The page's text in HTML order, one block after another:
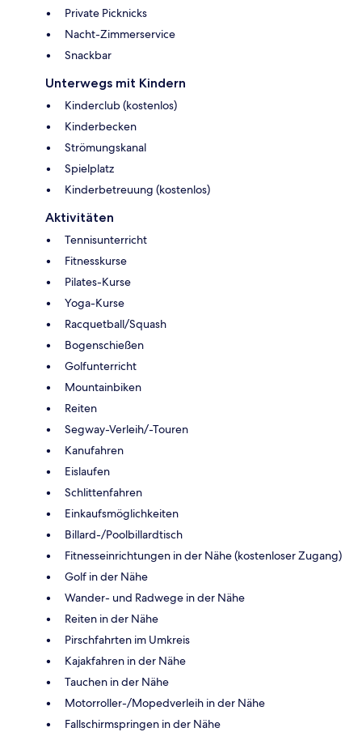
Private Picknicks
Nacht-Zimmerservice
Snackbar
Unterwegs mit Kindern
Kinderclub (kostenlos)
Kinderbecken
Strömungskanal
Spielplatz
Kinderbetreuung (kostenlos)
Aktivitäten
Tennisunterricht
Fitnesskurse
Pilates-Kurse
Yoga-Kurse
Racquetball/Squash
Bogenschießen
Golfunterricht
Mountainbiken
Reiten
Segway-Verleih/-Touren
Kanufahren
Eislaufen
Schlittenfahren
Einkaufsmöglichkeiten
Billard-/Poolbillardtisch
Fitnesseinrichtungen in der Nähe (kostenloser Zugang)
Golf in der Nähe
Wander- und Radwege in der Nähe
Reiten in der Nähe
Pirschfahrten im Umkreis
Kajakfahren in der Nähe
Tauchen in der Nähe
Motorroller-/Mopedverleih in der Nähe
Fallschirmspringen in der Nähe